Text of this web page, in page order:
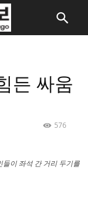
든 싸움
576
이 좌석 간 거리 두기를